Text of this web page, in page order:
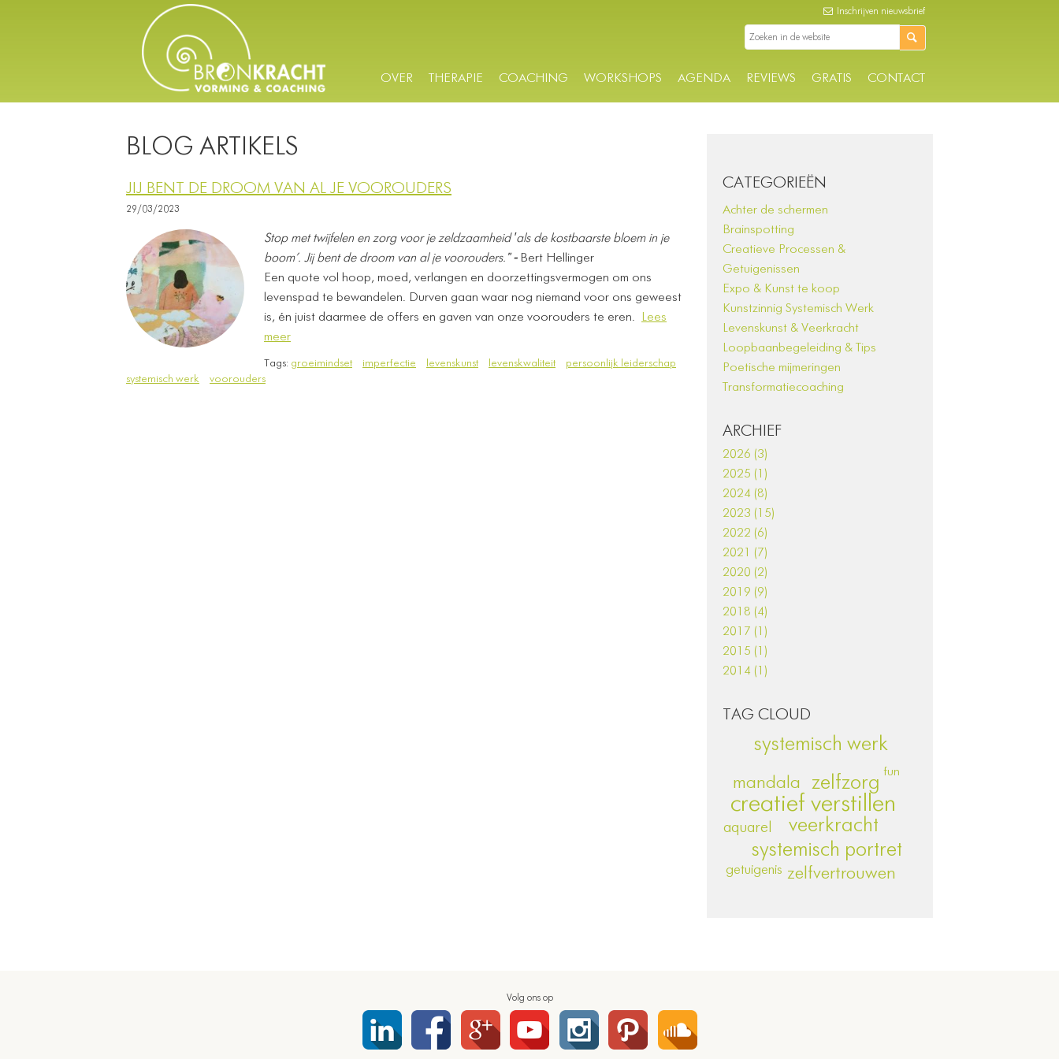
OVER THERAPIE COACHING WORKSHOPS AGENDA REVIEWS GRATIS CONTACT
Inschrijven nieuwsbrief
BLOG ARTIKELS
JIJ BENT DE DROOM VAN AL JE VOOROUDERS
29/03/2023
Stop met twijfelen en zorg voor je zeldzaamheid ′als de kostbaarste bloem in je
boom’. ​ Jij bent de droom van al je voorouders."- Bert Hellinger
Een quote vol hoop, moed, verlangen en doorzettingsvermogen om ons
levenspad te bewandelen. Durven gaan waar nog niemand voor ons geweest
is, én juist daarmee de offers en gaven van onze voorouders te eren.
Lees
meer
Tags: groeimindset imperfectie levenskunst levenskwaliteit
persoonlijk leiderschap
systemisch werk
voorouders
CATEGORIEËN
Achter de schermen
Brainspotting
Creatieve Processen &
Getuigenissen
Expo & Kunst te koop
Kunstzinnig Systemisch Werk
Levenskunst & Veerkracht
Loopbaanbegeleiding & Tips
Poetische mijmeringen
Transformatiecoaching
ARCHIEF
2026 (3)
2025 (1)
2024 (8)
2023 (15)
2022 (6)
2021 (7)
2020 (2)
2019 (9)
2018 (4)
2017 (1)
2015 (1)
2014 (1)
TAG CLOUD
creatief verstillen
veerkracht
zelfzorg
systemisch portret
systemisch werk
zelfvertrouwen
mandala
aquarel
getuigenis
fun
Volg ons op